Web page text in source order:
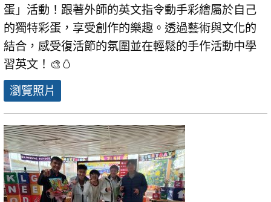
蛋」活動！跟著外師的英文指令動手彩繪屬於自己
的獨特彩蛋，享受創作的樂趣。透過藝術與文化的
結合，感受復活節的氛圍並在輕鬆的手作活動中學
習英文！🎨🥚
瀏覽照片